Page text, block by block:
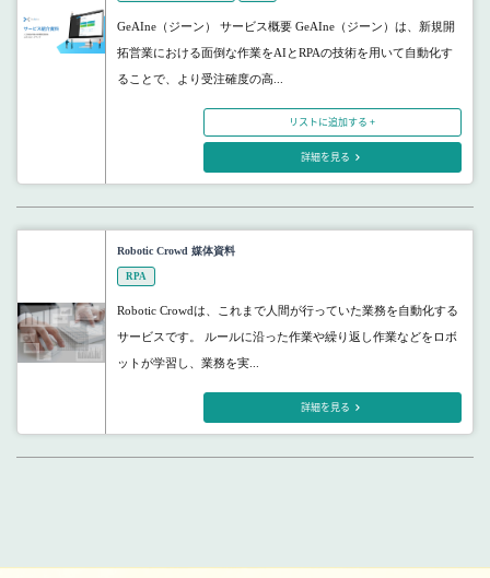
GeAIne（ジーン） サービス概要 GeAIne（ジーン）は、新規開
拓営業における面倒な作業をAIとRPAの技術を用いて自動化す
ることで、より受注確度の高...
リストに追加する +
詳細を見る
Robotic Crowd 媒体資料
RPA
Robotic Crowdは、これまで人間が行っていた業務を自動化する
サービスです。 ルールに沿った作業や繰り返し作業などをロボ
ットが学習し、業務を実...
詳細を見る